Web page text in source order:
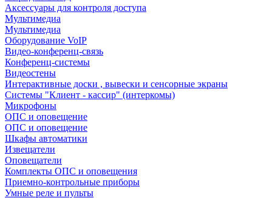
Аксессуары для контроля доступа
Мультимедиа
Мультимедиа
Оборудование VoIP
Видео-конференц-связь
Конференц-системы
Видеостены
Интерактивные доски , вывески и сенсорные экраны
Системы "Клиент - кассир" (интеркомы)
Микрофоны
ОПС и оповещение
ОПС и оповещение
Шкафы автоматики
Извещатели
Оповещатели
Комплекты ОПС и оповещения
Приемно-контрольные приборы
Умные реле и пульты